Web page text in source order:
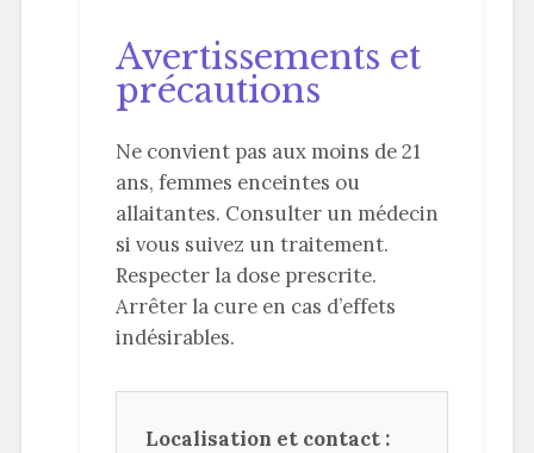
Avertissements et
précautions
Ne convient pas aux moins de 21
ans, femmes enceintes ou
allaitantes. Consulter un médecin
si vous suivez un traitement.
Respecter la dose prescrite.
Arrêter la cure en cas d’effets
indésirables.
Localisation et contact :